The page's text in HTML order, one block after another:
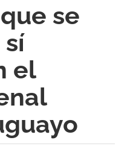
se
el